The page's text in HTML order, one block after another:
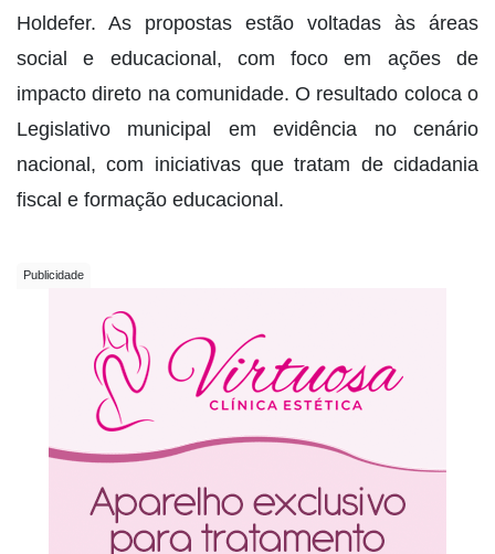
Holdefer. As propostas estão voltadas às áreas
social e educacional, com foco em ações de
impacto direto na comunidade. O resultado coloca o
Legislativo municipal em evidência no cenário
nacional, com iniciativas que tratam de cidadania
fiscal e formação educacional.